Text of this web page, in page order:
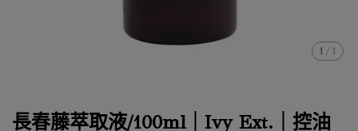
1 / 1
長春藤萃取液/100ml｜Ivy Ext.｜控油